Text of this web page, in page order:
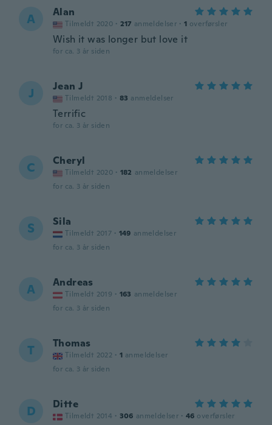
A Alan
Tilmeldt 2020 · 217 anmeldelser · 1 overførsler
Wish it was longer but love it
for ca. 3 år siden
J Jean J
Tilmeldt 2018 · 83 anmeldelser
Terrific
for ca. 3 år siden
C Cheryl
Tilmeldt 2020 · 182 anmeldelser
for ca. 3 år siden
S Sila
Tilmeldt 2017 · 149 anmeldelser
for ca. 3 år siden
A Andreas
Tilmeldt 2019 · 163 anmeldelser
for ca. 3 år siden
T Thomas
Tilmeldt 2022 · 1 anmeldelser
for ca. 3 år siden
D Ditte
Tilmeldt 2014 · 306 anmeldelser · 46 overførsler